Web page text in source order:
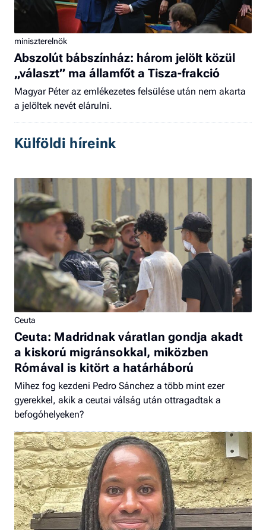
miniszterelnök
Abszolút bábszínház: három jelölt közül
„választ” ma államfőt a Tisza-frakció
Magyar Péter az emlékezetes felsülése után nem akarta
a jelöltek nevét elárulni.
Külföldi híreink
Ceuta
Ceuta: Madridnak váratlan gondja akadt
a kiskorú migránsokkal, miközben
Rómával is kitört a határháború
Mihez fog kezdeni Pedro Sánchez a több mint ezer
gyerekkel, akik a ceutai válság után ottragadtak a
befogóhelyeken?